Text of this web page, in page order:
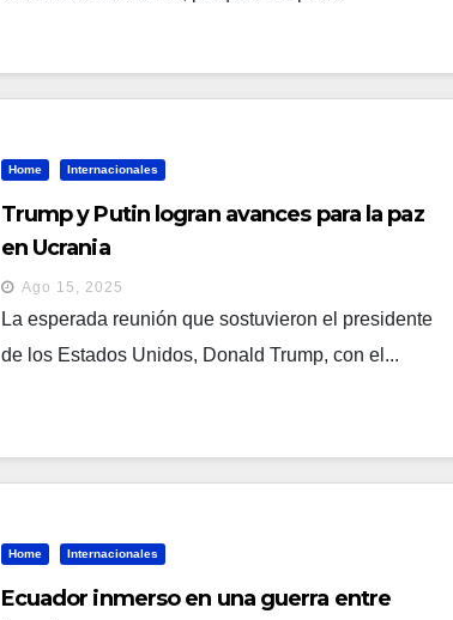
Home Internacionales
Trump y Putin logran avances para la paz
en Ucrania
Ago 15, 2025
La esperada reunión que sostuvieron el presidente
de los Estados Unidos, Donald Trump, con el...
Home Internacionales
Ecuador inmerso en una guerra entre